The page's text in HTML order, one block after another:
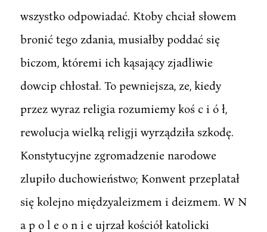
wszystko odpowiadać. Ktoby chciał słowem
bronić tego zdania, musiałby poddać się
biczom, któremi ich kąsający zjadliwie
dowcip chłostał. To pewniejsza, ze, kiedy
przez wyraz religia rozumiemy koś c i ó ł,
rewolucja wielką religji wyrządziła szkodę.
Konstytucyjne zgromadzenie narodowe
zlupiło duchowieństwo; Konwent przeplatał
się kolejno międzyaleizmem i deizmem. W N
a p o l e o n i e ujrzał kościół katolicki